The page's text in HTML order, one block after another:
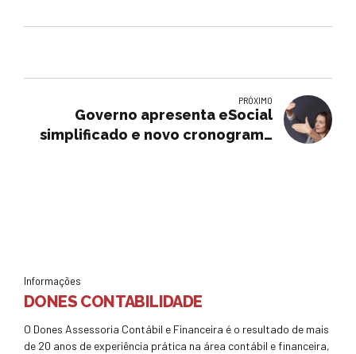
PRÓXIMO
Governo apresenta eSocial
simplificado e novo cronograma
Informações
DONES CONTABILIDADE
O Dones Assessoria Contábil e Financeira é o resultado de mais
de 20 anos de experiência prática na área contábil e financeira,